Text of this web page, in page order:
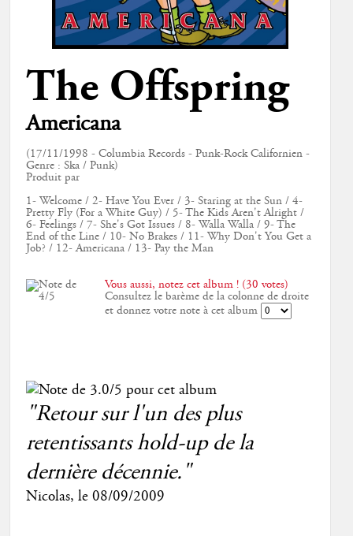
The Offspring
Americana
(17/11/1998 - Columbia Records - Punk-Rock Californien -
Genre : Ska / Punk)
Produit par
1- Welcome / 2- Have You Ever / 3- Staring at the Sun / 4-
Pretty Fly (For a White Guy) / 5- The Kids Aren't Alright /
6- Feelings / 7- She's Got Issues / 8- Walla Walla / 9- The
End of the Line / 10- No Brakes / 11- Why Don't You Get a
Job? / 12- Americana / 13- Pay the Man
Vous aussi, notez cet album ! (30 votes)
Consultez le barème de la colonne de droite
et donnez votre note à cet album
"Retour sur l'un des plus
retentissants hold-up de la
dernière décennie."
Nicolas, le 08/09/2009